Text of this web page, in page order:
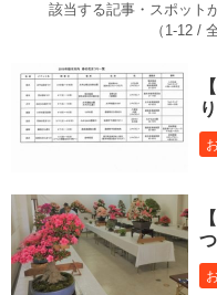
該当する記事・スポット
（1-12 /